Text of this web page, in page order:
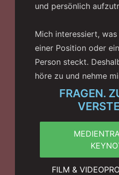
und persönlich
Mich interessiert,
einer Position oder
Person steckt.
höre zu und nehme
FRAGEN.
FILM &